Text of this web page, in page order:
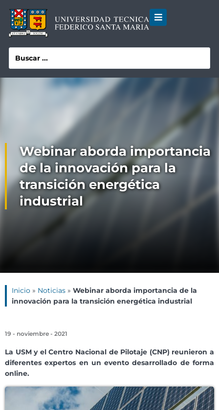
Webinar aborda importancia
de la innovación para la
transición energética
industrial
Inicio » Noticias » Webinar aborda importancia de la
innovación para la transición energética industrial
19 - noviembre - 2021
La USM y el Centro Nacional de Pilotaje (CNP) reunieron a
diferentes expertos en un evento desarrollado de forma
online.